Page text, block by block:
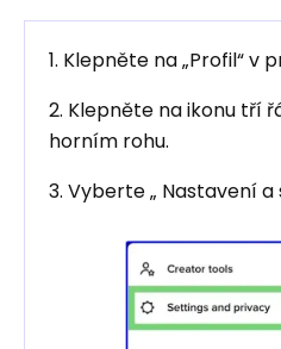
1. Klepněte na „Profil“ v
2. Klepněte na ikonu tří
horním rohu.
3. Vyberte „ Nastavení a